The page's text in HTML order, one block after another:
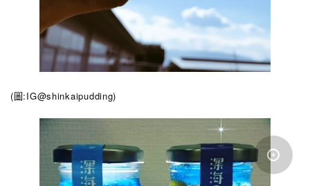
(圖:IG@shinkaipudding)